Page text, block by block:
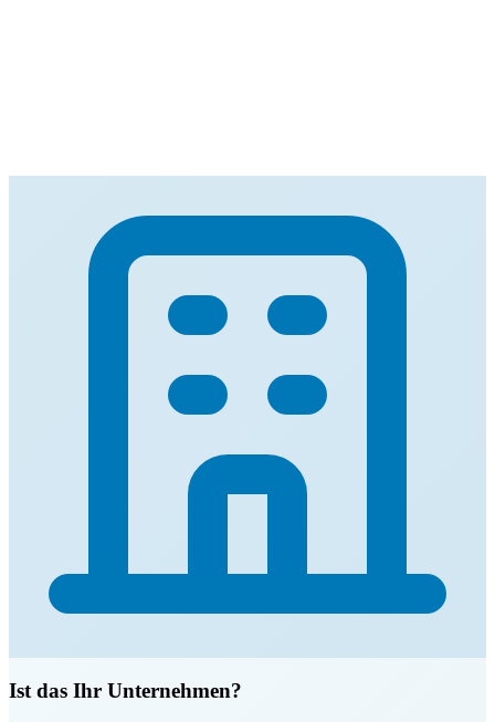
Ist das Ihr Unternehmen?